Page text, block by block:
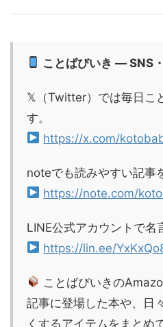
ことばびいき — SNS
𝕏（Twitter）では毎日こ
す。
https://x.com/
noteでも読みやすい記事
https://note.com/
LINE公式アカウントで名
https://lin.ee/
ことばびいきの
記事に登場した本や、日
くするアイテムをまとめ